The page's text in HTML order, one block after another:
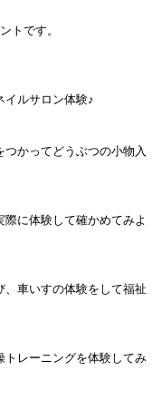
トです。
イルサロン体験♪
かってどうぶつの小物入
に体験して確かめてみよ
車いすの体験をして福祉
トレーニングを体験してみ